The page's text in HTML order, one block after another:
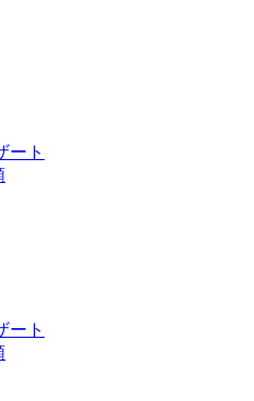
ート
ート